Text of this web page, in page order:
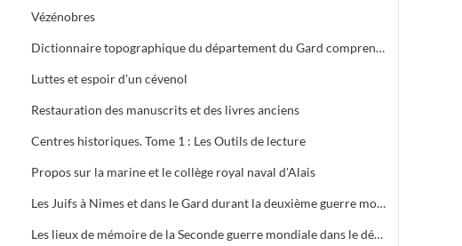
Vézénobres
Dictionnaire topographique du département du Gard comprenant les noms de lieu anciens et modernes
Luttes et espoir d'un cévenol
Restauration des manuscrits et des livres anciens
Centres historiques. Tome 1 : Les Outils de lecture
Propos sur la marine et le collège royal naval d'Alais
Les Juifs à Nimes et dans le Gard durant la deuxième guerre mondiale de 1939 à 1944
Les lieux de mémoire de la Seconde guerre mondiale dans le département du Gard